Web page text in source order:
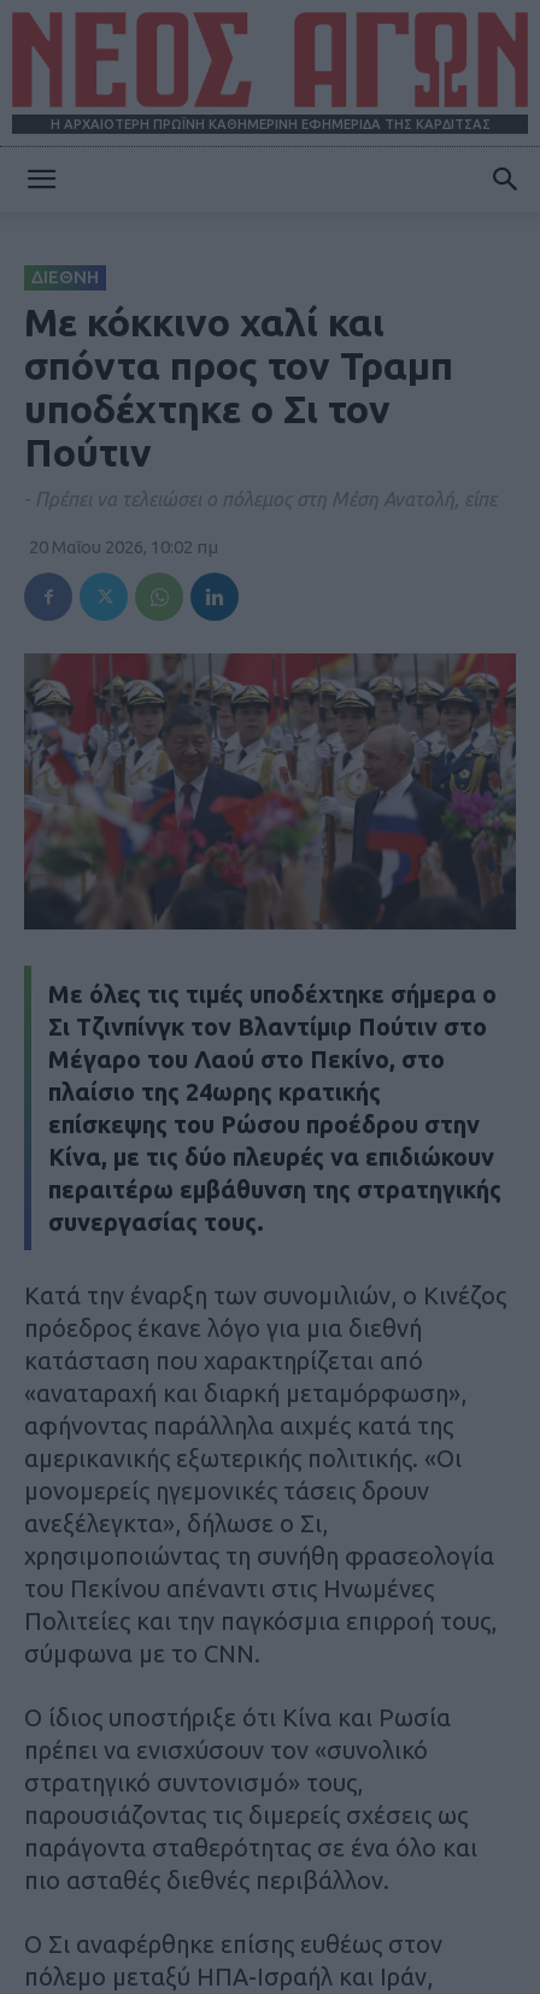
Η ΑΡΧΑΙΟΤΕΡΗ ΠΡΩΪΝΗ ΚΑΘΗΜΕΡΙΝΗ ΕΦΗΜΕΡΙΔΑ ΤΗΣ ΚΑΡΔΙΤΣΑΣ
ΔΙΕΘΝΗ
Με κόκκινο χαλί και
σπόντα προς τον Τραμπ
υποδέχτηκε ο Σι τον
Πούτιν
- Πρέπει να τελειώσει ο πόλεμος στη Μέση Ανατολή, είπε
20 Μαΐου 2026, 10:02 πμ
Με όλες τις τιμές υποδέχτηκε σήμερα ο
Σι Τζινπίνγκ τον Βλαντίμιρ Πούτιν στο
Μέγαρο του Λαού στο Πεκίνο, στο
πλαίσιο της 24ωρης κρατικής
επίσκεψης του Ρώσου προέδρου στην
Κίνα, με τις δύο πλευρές να επιδιώκουν
περαιτέρω εμβάθυνση της στρατηγικής
συνεργασίας τους.
Κατά την έναρξη των συνομιλιών, ο Κινέζος
πρόεδρος έκανε λόγο για μια διεθνή
κατάσταση που χαρακτηρίζεται από
«αναταραχή και διαρκή μεταμόρφωση»,
αφήνοντας παράλληλα αιχμές κατά της
αμερικανικής εξωτερικής πολιτικής. «Οι
μονομερείς ηγεμονικές τάσεις δρουν
ανεξέλεγκτα», δήλωσε ο Σι,
χρησιμοποιώντας τη συνήθη φρασεολογία
του Πεκίνου απέναντι στις Ηνωμένες
Πολιτείες και την παγκόσμια επιρροή τους,
σύμφωνα με το CNN.
Ο ίδιος υποστήριξε ότι Κίνα και Ρωσία
πρέπει να ενισχύσουν τον «συνολικό
στρατηγικό συντονισμό» τους,
παρουσιάζοντας τις διμερείς σχέσεις ως
παράγοντα σταθερότητας σε ένα όλο και
πιο ασταθές διεθνές περιβάλλον.
Ο Σι αναφέρθηκε επίσης ευθέως στον
πόλεμο μεταξύ ΗΠΑ-Ισραήλ και Ιράν,